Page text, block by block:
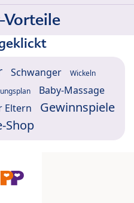
Vorteile
Schwanger Wickeln
Baby-Massage
Eltern
Gewinnspiele
Shop